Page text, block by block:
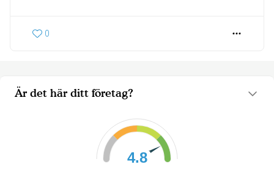
Är det här ditt företag?
4.8
0